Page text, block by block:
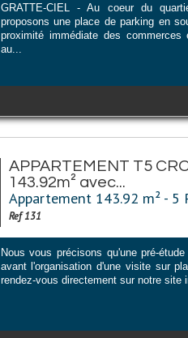
GRATTE-CIEL - Au coeur du
proposons une place de parking en
proximité immédiate des
au...
APPARTEMENT T5
143.92m² avec...
Appartement 143.92 m² - 5
Ref 131
Nous vous précisons qu'une pré-
avant l'organisation d'une visite sur
rendez-vous directement sur notre site